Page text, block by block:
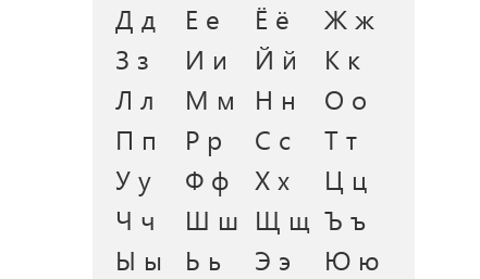
Д д
Е е Ё ё
Ж ж
З з
И и Й й
К к
Л л
М м Н н
О о
П п
Р р С с
Т т
У у
Ф ф Х х
Ц ц
Ч ч
Ш ш Щ щ Ъ ъ
Ы ы
Ь ь Э э
Ю ю